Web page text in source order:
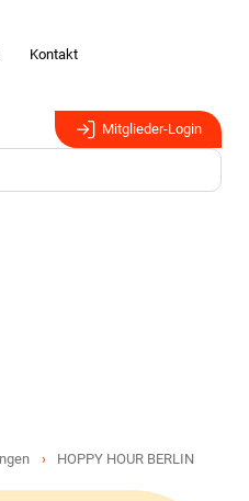
Kontakt
Mitglieder-Login
HOPPY HOUR BERLIN